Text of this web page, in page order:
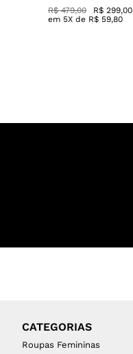
R$ 479,00
R$ 299,00
em 5X de R$ 59,80
CATEGORIAS
Roupas Femininas